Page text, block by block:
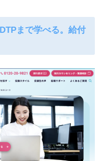
まで学べる。給付